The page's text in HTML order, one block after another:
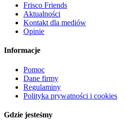
Frisco Friends
Aktualności
Kontakt dla mediów
Opinie
Informacje
Pomoc
Dane firmy
Regulaminy
Polityka prywatności i cookies
Gdzie jesteśmy